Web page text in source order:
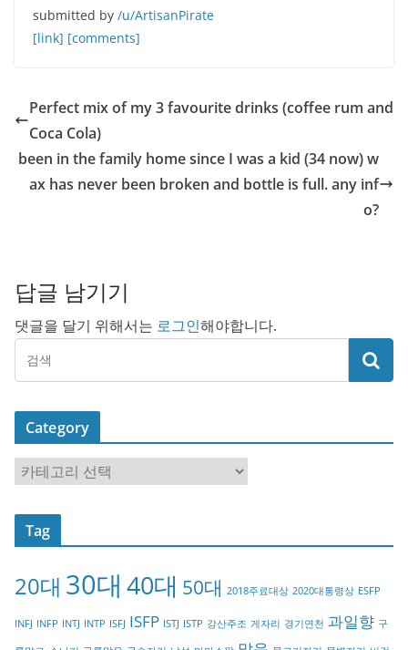
submitted by /u/ArtisanPirate
[link] [comments]
Perfect mix of my 3 favourite drinks (coffee rum and
Coca Cola)
been in the family home since I was a kid (34 now) w
ax has never been broken and bottle is full. any inf
o?
답글 남기기
댓글을 달기 위해서는 로그인해야합니다.
Category
a
t
o
y
Tag
20대 30대 40대 50대 2018주료대상 2020대통령상 ESFP
INFJ INFP INTJ INTP ISFJ ISFP ISTJ ISTP 강산주조 게자리 경기연천 과일향 구